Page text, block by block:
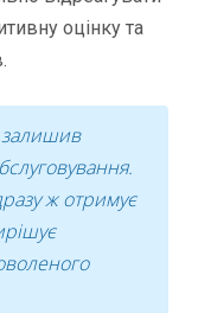
оцінку та
ж отримує